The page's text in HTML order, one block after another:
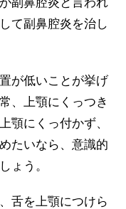
て副鼻腔炎を治し
が低いことが挙げ
、上顎にくっつき
顎にくっ付かず、
たいなら、意識的
ょう。
舌を上顎につけら